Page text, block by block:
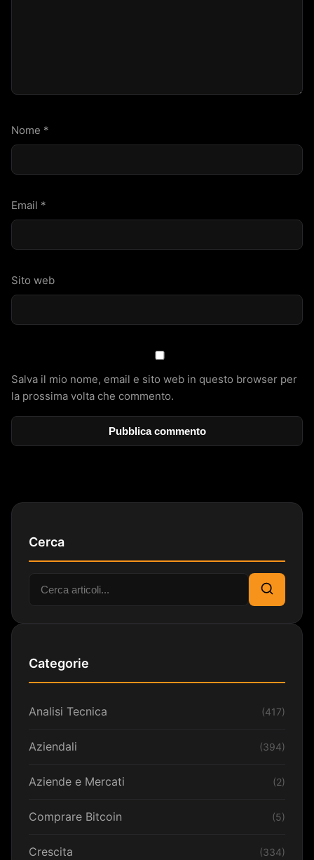
Nome *
Email *
Sito web
Salva il mio nome, email e sito web in questo browser per
la prossima volta che commento.
Cerca
Cerca:
Cerca
Categorie
Analisi Tecnica (417)
Aziendali (394)
Aziende e Mercati (2)
Comprare Bitcoin (5)
Crescita (334)